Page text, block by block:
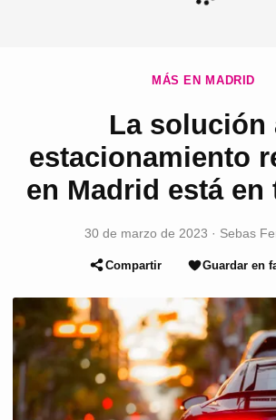
MÁS EN MADRID
La solución
estacionamiento
en Madrid está en
30 de marzo de 2023 · Sebas
Compartir Guardar en